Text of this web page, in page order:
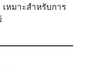
หมาะสำหรับการ